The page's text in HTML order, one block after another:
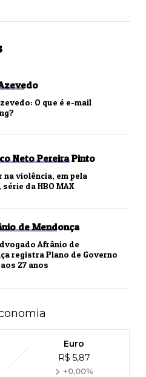
O que é e-mail
Neto Pereira Pinto
na violência, em pela
da HBO MAX
de Mendonça
Afrânio de
registra Plano de Governo
27 anos
Euro
R$ 5,87
+0,00%